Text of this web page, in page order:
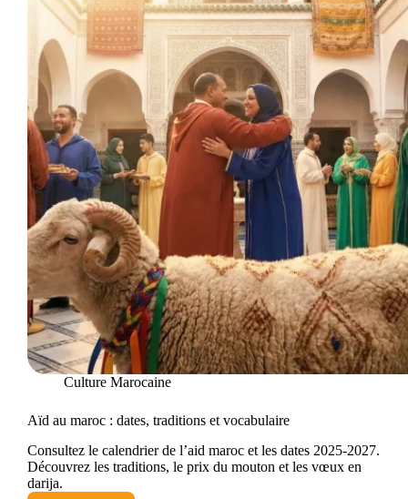
Culture Marocaine
Aïd au maroc : dates, traditions et vocabulaire
Consultez le calendrier de l’aid maroc et les dates 2025-2027.
Découvrez les traditions, le prix du mouton et les vœux en
darija.